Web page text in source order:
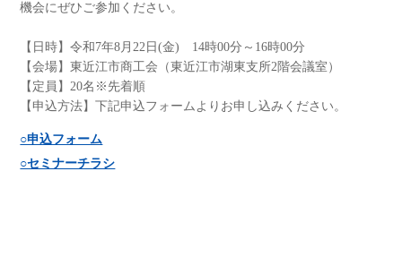
機会にぜひご参加ください。
【日時】令和7年8月22日(金) 14時00分～16時00分
【会場】東近江市商工会（東近江市湖東支所2階会議室）
【定員】20名※先着順
【申込方法】下記申込フォームよりお申し込みください。
○申込フォーム
○セミナーチラシ